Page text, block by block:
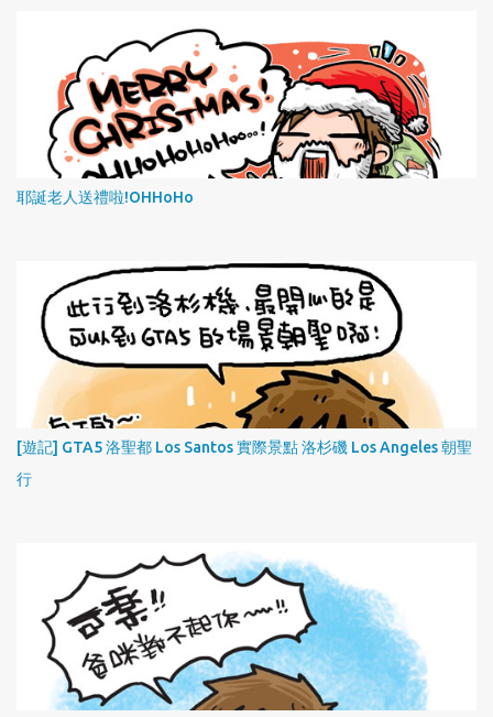
耶誕老人送禮啦!OHHoHo
[遊記] GTA5 洛聖都 Los Santos 實際景點 洛杉磯 Los Angeles 朝聖
行